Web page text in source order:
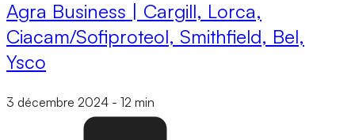
Agra Business | Cargill, Lorca,
Ciacam/Sofiproteol, Smithfield, Bel,
Ysco
3 décembre 2024 - 12 min